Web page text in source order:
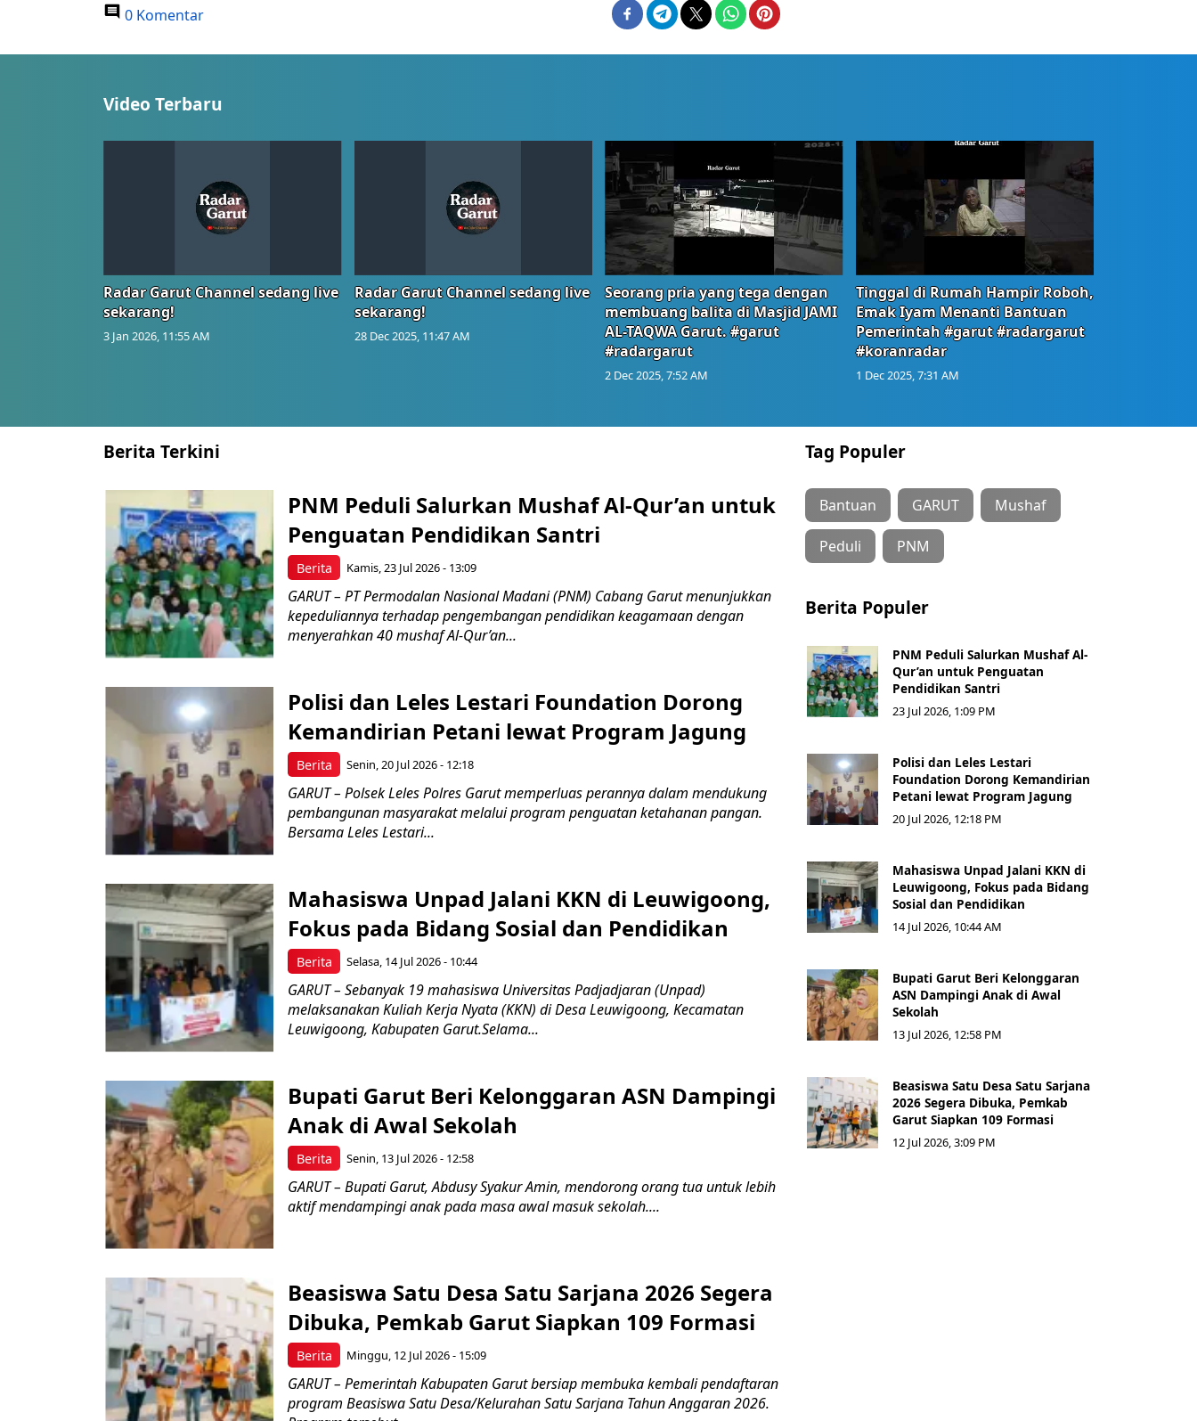
0 Komentar
Video Terbaru
Radar Garut Channel sedang live
sekarang!
3 Jan 2026, 11:55 AM
Radar Garut Channel sedang live
sekarang!
28 Dec 2025, 11:47 AM
Seorang pria yang tega dengan
membuang balita di Masjid JAMI
AL-TAQWA Garut. #garut
#radargarut
2 Dec 2025, 7:52 AM
Tinggal di Rumah Hampir Roboh,
Emak Iyam Menanti Bantuan
Pemerintah #garut #radargarut
#koranradar
1 Dec 2025, 7:31 AM
Berita Terkini
Berita
PNM Peduli Salurkan Mushaf Al-Qur’an untuk
Penguatan Pendidikan Santri
Kamis, 23 Jul 2026 - 13:09
GARUT – PT Permodalan Nasional Madani (PNM) Cabang Garut menunjukkan
kepeduliannya terhadap pengembangan pendidikan keagamaan dengan
menyerahkan 40 mushaf Al-Qur’an...
Berita
Polisi dan Leles Lestari Foundation Dorong
Kemandirian Petani lewat Program Jagung
Senin, 20 Jul 2026 - 12:18
GARUT – Polsek Leles Polres Garut memperluas perannya dalam mendukung
pembangunan masyarakat melalui program penguatan ketahanan pangan.
Bersama Leles Lestari...
Berita
Mahasiswa Unpad Jalani KKN di Leuwigoong,
Fokus pada Bidang Sosial dan Pendidikan
Selasa, 14 Jul 2026 - 10:44
GARUT – Sebanyak 19 mahasiswa Universitas Padjadjaran (Unpad)
melaksanakan Kuliah Kerja Nyata (KKN) di Desa Leuwigoong, Kecamatan
Leuwigoong, Kabupaten Garut.Selama...
Berita
Bupati Garut Beri Kelonggaran ASN Dampingi
Anak di Awal Sekolah
Senin, 13 Jul 2026 - 12:58
GARUT – Bupati Garut, Abdusy Syakur Amin, mendorong orang tua untuk lebih
aktif mendampingi anak pada masa awal masuk sekolah....
Berita
Beasiswa Satu Desa Satu Sarjana 2026 Segera
Dibuka, Pemkab Garut Siapkan 109 Formasi
Minggu, 12 Jul 2026 - 15:09
GARUT – Pemerintah Kabupaten Garut bersiap membuka kembali pendaftaran
program Beasiswa Satu Desa/Kelurahan Satu Sarjana Tahun Anggaran 2026.
Tag Populer
Bantuan GARUT Mushaf
Peduli PNM
Berita Populer
PNM Peduli Salurkan Mushaf Al-
Qur’an untuk Penguatan
Pendidikan Santri
23 Jul 2026, 1:09 PM
Polisi dan Leles Lestari
Foundation Dorong Kemandirian
Petani lewat Program Jagung
20 Jul 2026, 12:18 PM
Mahasiswa Unpad Jalani KKN di
Leuwigoong, Fokus pada Bidang
Sosial dan Pendidikan
14 Jul 2026, 10:44 AM
Bupati Garut Beri Kelonggaran
ASN Dampingi Anak di Awal
Sekolah
13 Jul 2026, 12:58 PM
Beasiswa Satu Desa Satu Sarjana
2026 Segera Dibuka, Pemkab
Garut Siapkan 109 Formasi
12 Jul 2026, 3:09 PM